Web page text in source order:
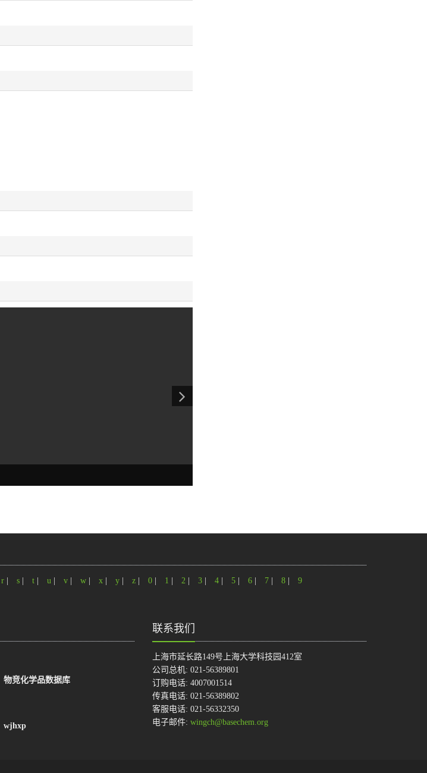
r s t u v w x y z 0 1 2 3 4 5 6 7 8 9
物竞化学品数据库
wjhxp
联系我们
上海市延长路149号上海大学科技园412室
公司总机: 021-56389801
订购电话: 4007001514
传真电话: 021-56389802
客服电话: 021-56332350
电子邮件: wingch@basechem.org